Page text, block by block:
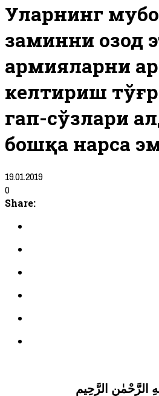
Уларнинг
заминни озод
армияларни
келтириш
гап-сўзлари
бошқа нарса
19.01.2019
0
Share:
الرَّحْمٰنِ الرَّحِيم